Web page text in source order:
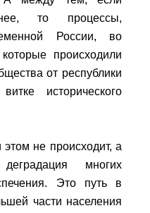
то процессы,
России, во
происходили
от республики
исторического
этом не происходит, а
многих
Это путь в
части населения